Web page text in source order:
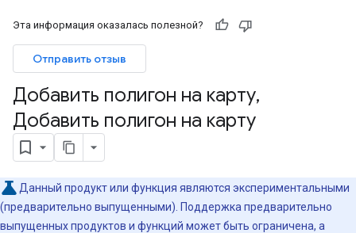
Эта информация оказалась полезной?
Отправить отзыв
Добавить полигон на карту,
Добавить полигон на карту
Данный продукт или функция являются экспериментальными
(предварительно выпущенными). Поддержка предварительно
выпущенных продуктов и функций может быть ограничена, а